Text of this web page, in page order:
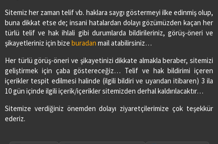
Sitemiz her zaman telif vb. haklara saygı göstermeyi ilke edinmiş olup,
buna dikkat etse de; insani hatalardan dolayı gözümüzden kaçan her
türlü telif ve hak ihlali gibi durumlarda bildirileriniz, görüş-öneri ve
şikayetleriniz için bize buradan mail atabilirsiniz…
Her türlü görüş-öneri ve şikayetinizi dikkate almakla beraber, sitemizi
geliştirmek için çaba göstereceğiz… Telif ve hak bildirimi içeren
içerikler tespit edilmesi halinde (ilgili bildiri ve uyarıdan itibaren) 3 ila
10 gün içinde ilgili içerik/içerikler sitemizden derhal kaldırılacaktır…
Sitemize verdiğiniz önemden dolayı ziyaretçilerimize çok teşekkür
ederiz.